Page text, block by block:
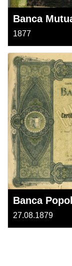
Banca
1877
Banca
27.08.1879